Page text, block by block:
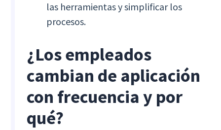
las herramientas y simplificar los
procesos.
¿Los empleados
cambian de aplicación
con frecuencia y por
qué?